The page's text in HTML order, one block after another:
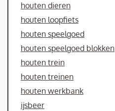
houten dieren
houten loopfiets
houten speelgoed
houten speelgoed blokken
houten trein
houten treinen
houten werkbank
ijsbeer